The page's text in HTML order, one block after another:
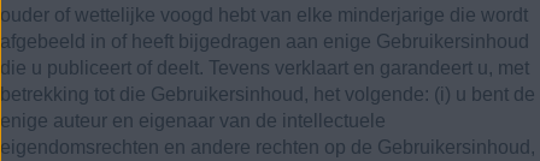
ouder of wettelijke voogd hebt van elke minderjarige die wordt
afgebeeld in of heeft bijgedragen aan enige Gebruikersinhoud
die u publiceert of deelt. Tevens verklaart en garandeert u, met
betrekking tot die Gebruikersinhoud, het volgende: (i) u bent de
enige auteur en eigenaar van de intellectuele
eigendomsrechten en andere rechten op de Gebruikersinhoud,